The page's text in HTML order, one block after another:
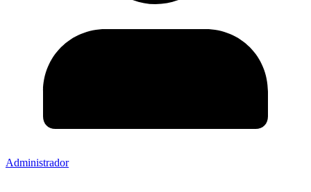
Administrador